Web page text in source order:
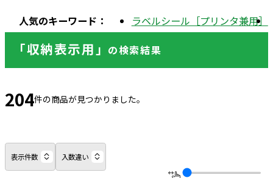
別
ン
す
人気のキーワード： ラベルシール［プリンタ兼用］
「収納表示用」 の検索結果
204件の商品が見つかりました。
表示件数 入数違い